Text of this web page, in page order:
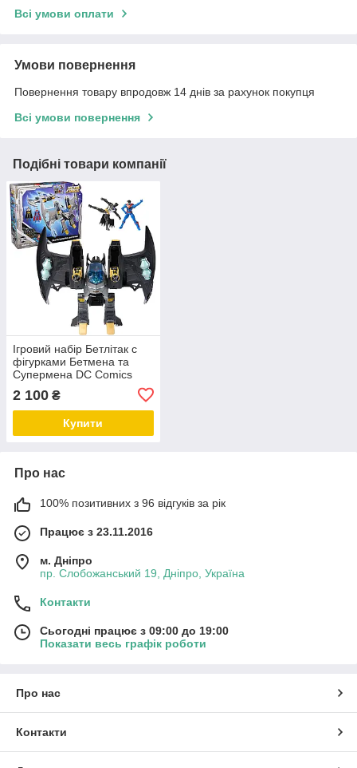
Всі умови оплати
Умови повернення
Повернення товару впродовж 14 днів за рахунок покупця
Всі умови повернення
Подібні товари компанії
Ігровий набір Бетлітак с
фігурками Бетмена та
Супермена DC Comics
Metal Force Transforming
Batwing Batman and
Superman
2 100 ₴
Купити
Про нас
100% позитивних з 96 відгуків за рік
Працює з 23.11.2016
м. Дніпро
пр. Слобожанський 19, Дніпро, Україна
Контакти
Сьогодні працює з 09:00 до 19:00
Показати весь графік роботи
Про нас
Контакти